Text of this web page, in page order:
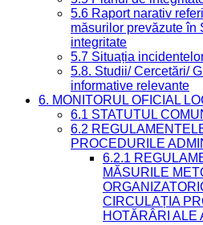
5.6 Raport narativ
măsurilor prevăzute în
integritate
5.7 Situația
5.8. Studii/ Cercetări/
informative relevante
6. MONITORUL OFICIAL
6.1 STATUTUL
6.2
PROCEDURILE
6.2.1
MĂSURILE
CIRCULAȚIA
HOTĂRÂRI ALE